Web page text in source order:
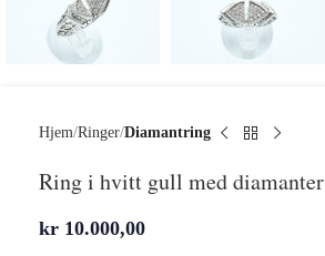
Hjem Ringer Diamantring
Ring i hvitt gull med diamanter
kr 10.000,00